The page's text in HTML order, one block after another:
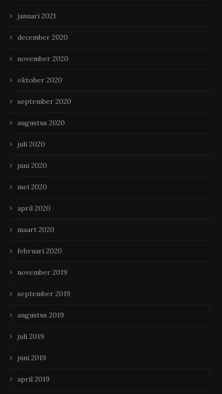
januari 2021
december 2020
november 2020
oktober 2020
september 2020
augustus 2020
juli 2020
juni 2020
mei 2020
april 2020
maart 2020
februari 2020
november 2019
september 2019
augustus 2019
juli 2019
juni 2019
april 2019